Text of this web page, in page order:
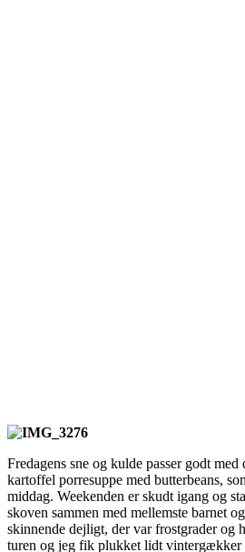
Fredagens sne og kulde passer godt
kartoffel porresuppe med butterbeans,
middag. Weekenden er skudt igang og
skoven sammen med mellemste barnet
skinnende dejligt, der var frostgrader og
turen og jeg fik plukket lidt vintergækker